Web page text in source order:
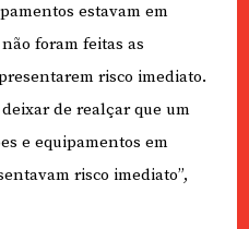
estavam em
foram feitas as
risco imediato.
de realçar que um
e equipamentos em
risco imediato”,